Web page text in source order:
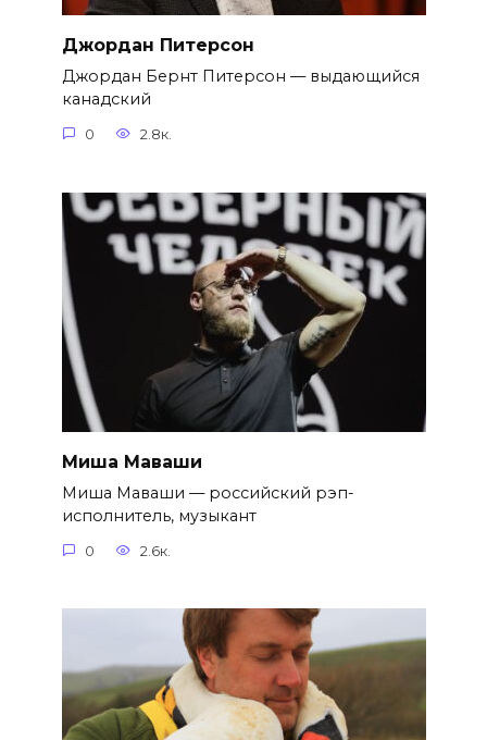
Джордан Питерсон
Джордан Бернт Питерсон — выдающийся
канадский
0 2.8к.
Миша Маваши
Миша Маваши — российский рэп-
исполнитель, музыкант
0 2.6к.